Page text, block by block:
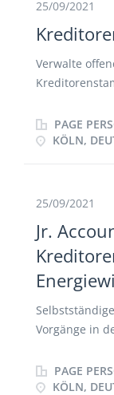
25/09/2021
Verwalte
Erstellung
PAGE
KÖLN,
25/09/2021
Jr.
Vorgänge in
PAGE
KÖLN,